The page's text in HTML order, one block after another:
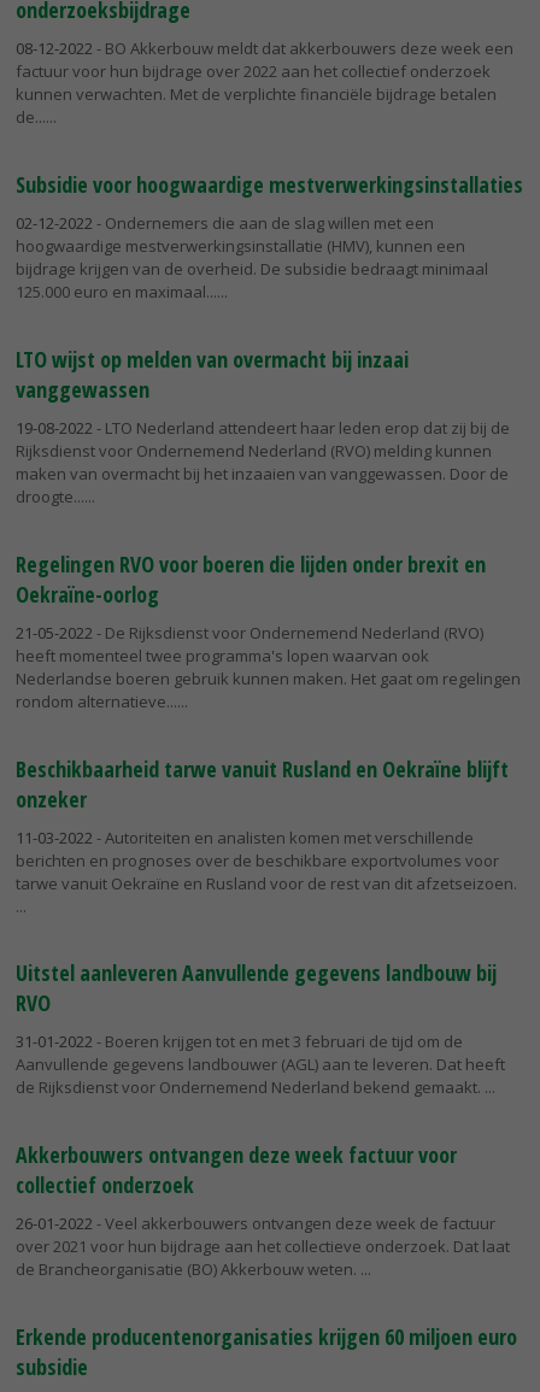
onderzoeksbijdrage
08-12-2022 - BO Akkerbouw meldt dat akkerbouwers deze week een
factuur voor hun bijdrage over 2022 aan het collectief onderzoek
kunnen verwachten. Met de verplichte financiële bijdrage betalen
de...
Subsidie voor hoogwaardige mestverwerkingsinstallaties
02-12-2022 - Ondernemers die aan de slag willen met een
hoogwaardige mestverwerkingsinstallatie (HMV), kunnen een
bijdrage krijgen van de overheid. De subsidie bedraagt minimaal
125.000 euro en maximaal...
LTO wijst op melden van overmacht bij inzaai
vanggewassen
19-08-2022 - LTO Nederland attendeert haar leden erop dat zij bij de
Rijksdienst voor Ondernemend Nederland (RVO) melding kunnen
maken van overmacht bij het inzaaien van vanggewassen. Door de
droogte...
Regelingen RVO voor boeren die lijden onder brexit en
Oekraïne-oorlog
21-05-2022 - De Rijksdienst voor Ondernemend Nederland (RVO)
heeft momenteel twee programma's lopen waarvan ook
Nederlandse boeren gebruik kunnen maken. Het gaat om regelingen
rondom alternatieve...
Beschikbaarheid tarwe vanuit Rusland en Oekraïne blijft
onzeker
11-03-2022 - Autoriteiten en analisten komen met verschillende
berichten en prognoses over de beschikbare exportvolumes voor
tarwe vanuit Oekraïne en Rusland voor de rest van dit afzetseizoen.
Uitstel aanleveren Aanvullende gegevens landbouw bij
RVO
31-01-2022 - Boeren krijgen tot en met 3 februari de tijd om de
Aanvullende gegevens landbouwer (AGL) aan te leveren. Dat heeft
de Rijksdienst voor Ondernemend Nederland bekend gemaakt.
Akkerbouwers ontvangen deze week factuur voor
collectief onderzoek
26-01-2022 - Veel akkerbouwers ontvangen deze week de factuur
over 2021 voor hun bijdrage aan het collectieve onderzoek. Dat laat
de Brancheorganisatie (BO) Akkerbouw weten.
Erkende producentenorganisaties krijgen 60 miljoen euro
subsidie